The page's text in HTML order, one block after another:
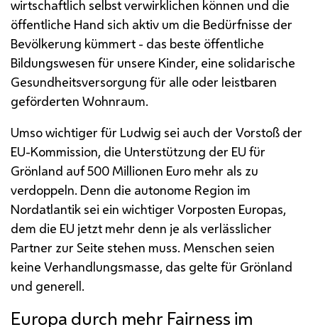
wirtschaftlich selbst verwirklichen können und die
öffentliche Hand sich aktiv um die Bedürfnisse der
Bevölkerung kümmert - das beste öffentliche
Bildungswesen für unsere Kinder, eine solidarische
Gesundheitsversorgung für alle oder leistbaren
geförderten Wohnraum.
Umso wichtiger für Ludwig sei auch der Vorstoß der
EU-Kommission, die Unterstützung der EU für
Grönland auf 500 Millionen Euro mehr als zu
verdoppeln. Denn die autonome Region im
Nordatlantik sei ein wichtiger Vorposten Europas,
dem die EU jetzt mehr denn je als verlässlicher
Partner zur Seite stehen muss. Menschen seien
keine Verhandlungsmasse, das gelte für Grönland
und generell.
Europa durch mehr Fairness im